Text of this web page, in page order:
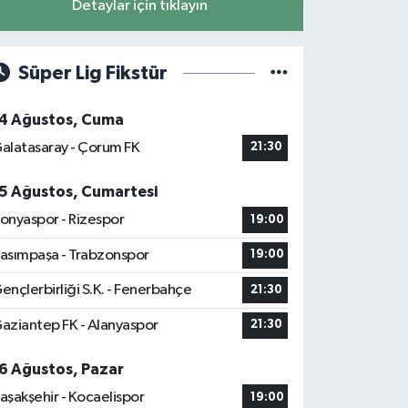
Detaylar için tıklayın
Süper Lig Fikstür
Ağustos, Cuma
- Çorum FK
21:30
Ağustos, Cumartesi
- Rizespor
19:00
- Trabzonspor 19:00
S.K. - Fenerbahçe 21:30
FK - Alanyaspor 21:30
Ağustos, Pazar
- Kocaelispor
19:00